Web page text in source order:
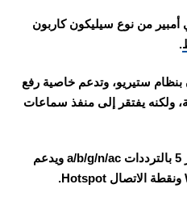
تأتي بسعة 6600 مللي أمبير من نوع سيليكون كاربون
.
بنظام ستيريو، وتدعم خاصية رفع
حتى 300 في المئة، ولكنه يفتقر إلى منفذ سماعات
يدعم شبكات الواي فاي إصدار 5 بالترددات a/b/g/n/ac ويدعم